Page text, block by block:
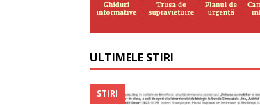
ULTIMELE STIRI
STIRI